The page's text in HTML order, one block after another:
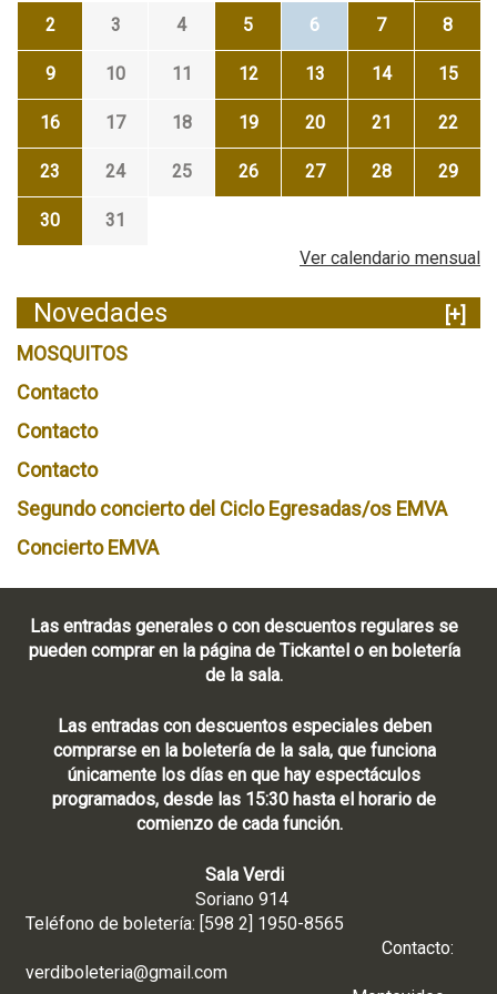
2 3 4 5 6 7 8
9 10 11 12 13 14 15
16 17 18 19 20 21 22
23 24 25 26 27 28 29
30
31
Ver calendario mensual
Novedades
[+]
MOSQUITOS
Contacto
Contacto
Contacto
Segundo concierto del Ciclo Egresadas/os EMVA
Concierto EMVA
Las entradas generales o con descuentos regulares se
pueden comprar en la página de Tickantel o en boletería
de la sala.
Las entradas con descuentos especiales deben
comprarse en la boletería de la sala, que funciona
únicamente los días en que hay espectáculos
programados, desde las 15:30 hasta el horario de
comienzo de cada función.
Sala Verdi
Soriano 914
Teléfono de boletería: [598 2] 1950-8565
Contacto:
verdiboleteria@gmail.com